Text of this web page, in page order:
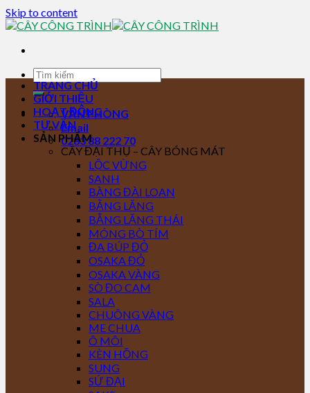
Skip to content
VĂN PHÒNG
Email
0283 88 222 70
TRANG CHỦ
GIỚI THIỆU
HOẠT ĐỘNG
TƯ VẤN
SẢN PHẨM
CÂY ĐẠI THỤ – CÂY BÓNG MÁT
LỘC VỪNG
SANH
BÀNG ĐÀI LOAN
BẰNG LĂNG
BẰNG LĂNG THÁI
MÓNG BÒ TÍM
ĐA BÚP ĐỎ
OSAKA ĐỎ
OSAKA VÀNG
SÒ ĐO CAM
SALA
CHUÔNG VÀNG
ME CHUA
Ô MÔI
KÈN HỒNG
SUNG
SỨ ĐẠI